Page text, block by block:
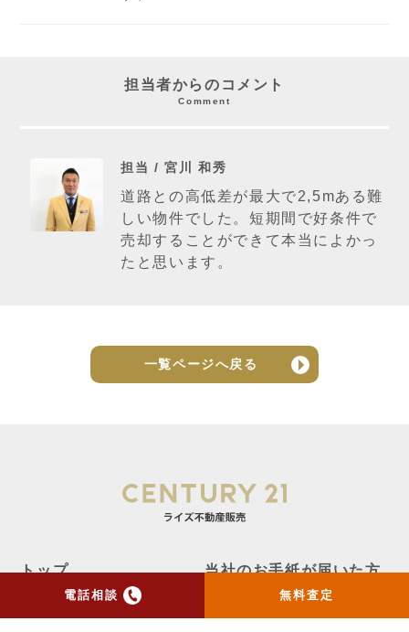
電話相談 無料査定
担当者からのコメント
Comment
担当 / 宮川 和秀
道路との高低差が最大で2,5mある難
しい物件でした。短期間で好条件で
売却することができて本当によかっ
たと思います。
一覧ページへ戻る
トップ
当社のお手紙が届いた方